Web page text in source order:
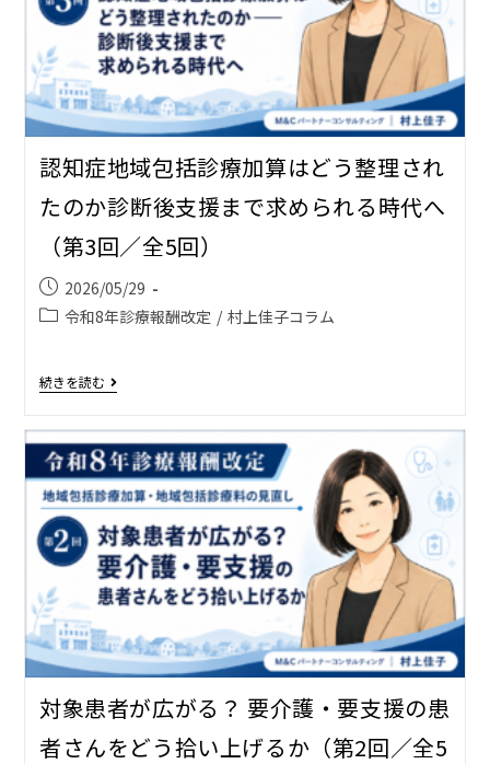
認知症地域包括診療加算はどう整理され
たのか――診断後支援まで求められる時代へ
（第3回／全5回）
2026/05/29
令和8年診療報酬改定 / 村上佳子コラム
続きを読む
対象患者が広がる？ 要介護・要支援の患
者さんをどう拾い上げるか（第2回／全5